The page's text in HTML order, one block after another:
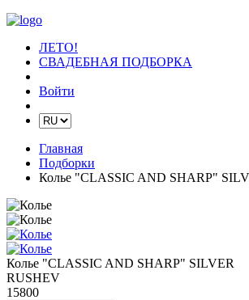
ЛЕТО!
СВАДЕБНАЯ ПОДБОРКА
Войти
Главная
Подборки
Колье "CLASSIC AND SHARP"
Колье "CLASSIC AND SHARP" SILVER
RUSHEV
15800